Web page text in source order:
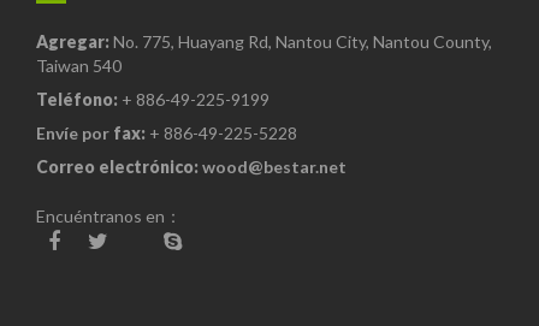
Agregar: No. 775, Huayang Rd, Nantou City, Nantou County,
Taiwan 540
Teléfono: + 886-49-225-9199
Envíe por fax: + 886-49-225-5228
Correo electrónico: wood@bestar.net
Encuéntranos en：